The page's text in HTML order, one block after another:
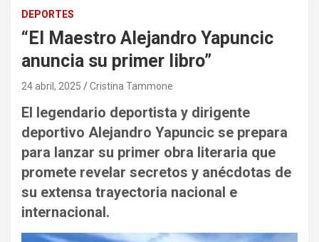
DEPORTES
“El Maestro Alejandro Yapuncic
anuncia su primer libro”
24 abril, 2025 Cristina Tammone
El legendario deportista y dirigente
deportivo Alejandro Yapuncic se prepara
para lanzar su primer obra literaria que
promete revelar secretos y anécdotas de
su extensa trayectoria nacional e
internacional.